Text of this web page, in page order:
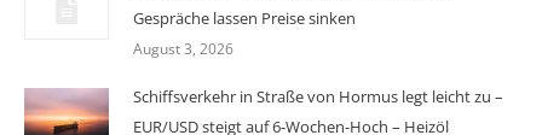
Gespräche lassen Preise sinken
August 3, 2026
Schiffsverkehr in Straße von Hormus legt leicht zu –
EUR/USD steigt auf 6-Wochen-Hoch – Heizöl